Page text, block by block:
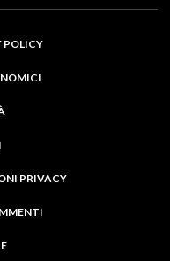
POLICY
PRIVACY